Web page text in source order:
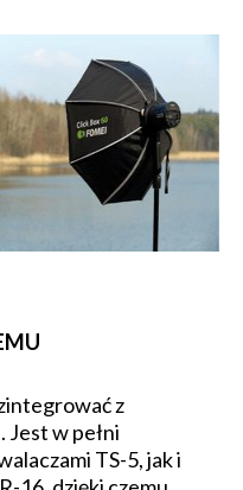
z
Jest w pełni
TS-5, jak i